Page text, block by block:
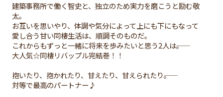
建築事務所で働く智史と、独立のため実力を磨こうと励む敬
太。
お互いを思いやり、体調や気分によって上にも下にもなって
愛し合う甘い同棲生活は、順調そのものだ。
これからもずっと一緒に将来を歩みたいと思う2人は――。
大人気☆同棲リバップル完結巻！！
抱いたり、抱かれたり、甘えたり、甘えられたり――。
対等で最高のパートナー♪